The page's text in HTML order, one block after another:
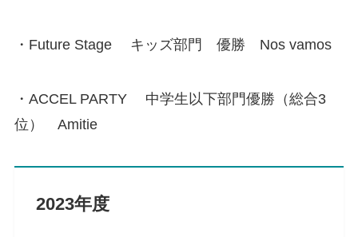
・Future Stage キッズ部門 優勝 Nos vamos
・ACCEL PARTY 中学生以下部門優勝（総合3
位） Amitie
2023年度